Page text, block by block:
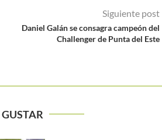
Siguiente post
Daniel Galán se consagra campeón del
Challenger de Punta del Este